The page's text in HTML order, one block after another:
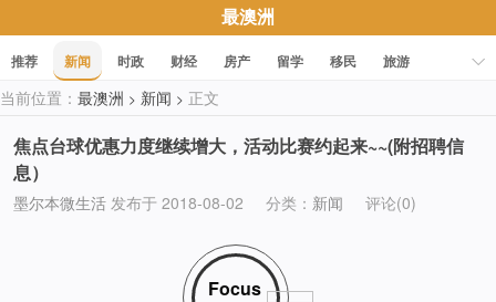
最澳洲
推荐 新闻 时政 财经 房产 留学 移民
旅游
科技
职场 美食 文化
当前位置： 最澳洲 > 新闻 > 正文
焦点台球优惠力度继续增大，活动比赛约起来~~(附招聘信
息）
墨尔本微生活 发布于 2018-08-02 分类： 新闻 评论(0)
Focus